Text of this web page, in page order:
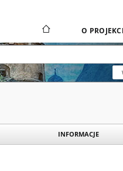
O
INFORMACJE